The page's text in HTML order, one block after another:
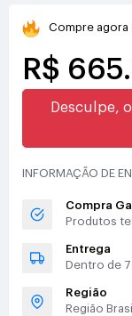
Compre
R$
Desculpe,
INFORMAÇÃO DE
Compra
Produtos
Entrega
Dentro de
Região
Região